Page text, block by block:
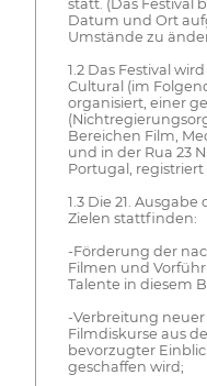
statt. (Das Festival
Datum und Ort
Umstände zu
1.2 Das Festival
Cultural (im
organisiert, einer
Bereichen Film,
und in der Rua 23
Portugal, registriert
1.3 Die 21.
Zielen stattfinden:
-Förderung der
Filmen und
Talente in diesem
-Verbreitung
Filmdiskurse aus
bevorzugter
geschaffen wird;